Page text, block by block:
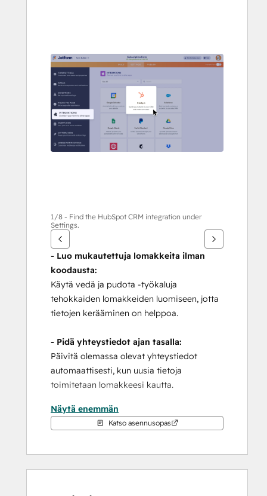
nuolipainikkeita
1/8 - Find the HubSpot CRM integration under
Settings.
- Luo mukautettuja lomakkeita ilman
koodausta:
Käytä vedä ja pudota -työkaluja
tehokkaiden lomakkeiden luomiseen, jotta
tietojen kerääminen on helppoa.
- Pidä yhteystiedot ajan tasalla:
Päivitä olemassa olevat yhteystiedot
automaattisesti, kun uusia tietoja
toimitetaan lomakkeesi kautta.
Lähetä esitäytetyt lomakkeet kontakteillesi
ja liideillesi, jotta tiedot päivittyvät entistä
- Kerää uusia liidejä:
Näytä enemmän
Katso asennusopas